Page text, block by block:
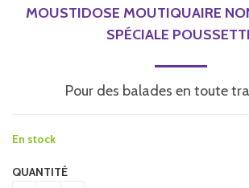
MOUSTIDOSE MOUTIQUAIRE
SPÉCIALE
Pour des balades en toute
En stock
QUANTITÉ